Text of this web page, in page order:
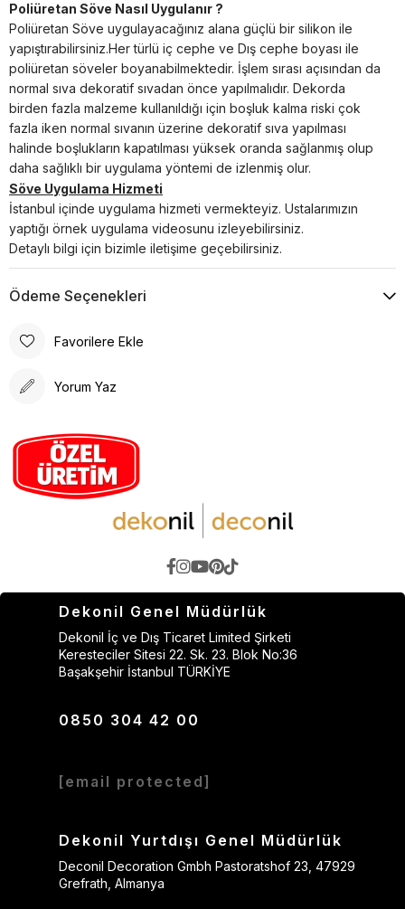
Poliüretan Söve Nasıl Uygulanır ?
Poliüretan Söve uygulayacağınız alana güçlü bir silikon ile
yapıştırabilirsiniz.Her türlü iç cephe ve Dış cephe boyası ile
poliüretan söveler boyanabilmektedir. İşlem sırası açısından da
normal sıva dekoratif sıvadan önce yapılmalıdır. Dekorda
birden fazla malzeme kullanıldığı için boşluk kalma riski çok
fazla iken normal sıvanın üzerine dekoratif sıva yapılması
halinde boşlukların kapatılması yüksek oranda sağlanmış olup
daha sağlıklı bir uygulama yöntemi de izlenmiş olur.
Söve Uygulama Hizmeti
İstanbul içinde uygulama hizmeti vermekteyiz. Ustalarımızın
yaptığı örnek uygulama videosunu izleyebilirsiniz.
Detaylı bilgi için bizimle iletişime geçebilirsiniz.
Ödeme Seçenekleri
Favorilere Ekle
Yorum Yaz
Dekonil Genel Müdürlük
Dekonil İç ve Dış Ticaret Limited Şirketi
Keresteciler Sitesi 22. Sk. 23. Blok No:36
Başakşehir İstanbul TÜRKİYE
0850 304 42 00
[email protected]
Dekonil Yurtdışı Genel Müdürlük
Deconil Decoration Gmbh Pastoratshof 23, 47929
Grefrath, Almanya